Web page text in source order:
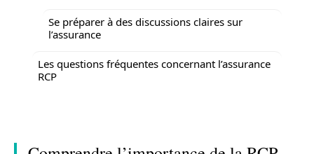
Se préparer à des discussions claires sur
l’assurance
Les questions fréquentes concernant l’assurance
RCP